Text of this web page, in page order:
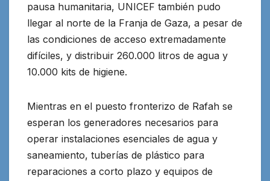
pausa humanitaria, UNICEF también pudo
llegar al norte de la Franja de Gaza, a pesar de
las condiciones de acceso extremadamente
difíciles, y distribuir 260.000 litros de agua y
10.000 kits de higiene.
Mientras en el puesto fronterizo de Rafah se
esperan los generadores necesarios para
operar instalaciones esenciales de agua y
saneamiento, tuberías de plástico para
reparaciones a corto plazo y equipos de